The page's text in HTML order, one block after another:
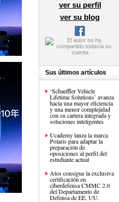
ver su perfil
ver su blog
Sus últimos artículos
‘Schaeffler Vehicle
Lifetime Solutions’ avanza
hacia una mayor eficiencia
y una menor complejidad
con su cartera integrada y
soluciones inteligentes
Ucademy lanza la marca
Polaris para adaptar la
preparación de
oposiciones al perfil del
estudiante actual
Atos consigue la exclusiva
certificación en
ciberdefensa CMMC 2.0
del Departamento de
Defensa de EE. UU.